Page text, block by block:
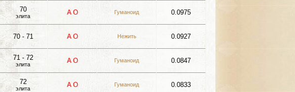
70
элита A О Гуманоид 0.0975
70 - 71 A О Нежить 0.0927
71 - 72
элита A О Гуманоид 0.0847
72
элита A О Гуманоид 0.0833